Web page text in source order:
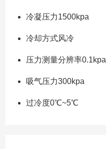
冷凝压力1500kpa
冷却方式风冷
压力测量分辨率0.1kpa
吸气压力300kpa
过冷度0℃~5℃